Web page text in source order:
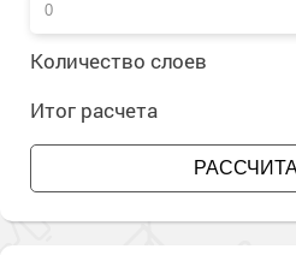
Количество слоев
Итог расчета